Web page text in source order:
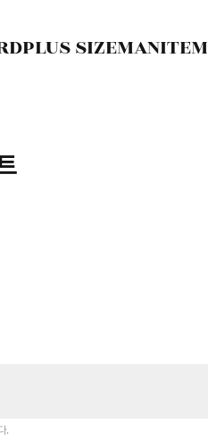
PLUS SIZEMANITEM
.